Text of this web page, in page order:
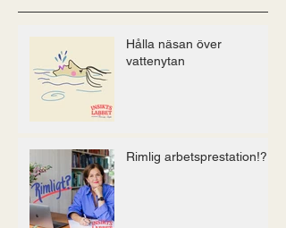
Hålla näsan över
vattenytan
Rimlig arbetsprestation!?